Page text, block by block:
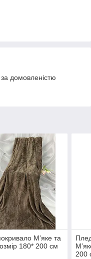
домовленістю
Мʼяке та
180* 200 см
200